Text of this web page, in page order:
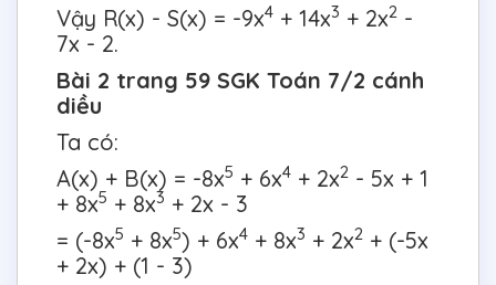
Vậy R(x) - S(x) = -9x4 + 14x3 + 2x2 -
7x - 2.
Bài 2 trang 59 SGK Toán 7/2 cánh
diều
Ta có:
A(x) + B(x) = -8x5 + 6x4 + 2x2 - 5x + 1
+ 8x5 + 8x3 + 2x - 3
= (-8x5 + 8x5) + 6x4 + 8x3 + 2x2 + (-5x
+ 2x) + (1 - 3)